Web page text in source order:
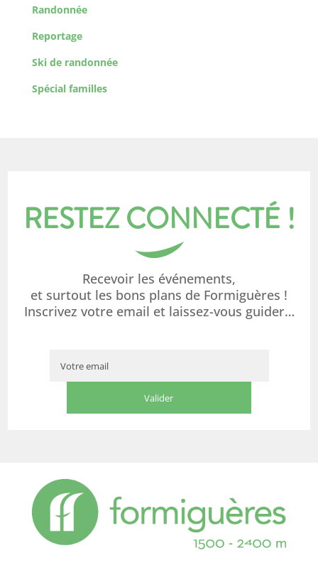
Randonnée
Reportage
Ski de randonnée
Spécial familles
RESTEZ CONNECTÉ !
Recevoir les événements,
et surtout les bons plans de Formiguères !
Inscrivez votre email et laissez-vous guider…